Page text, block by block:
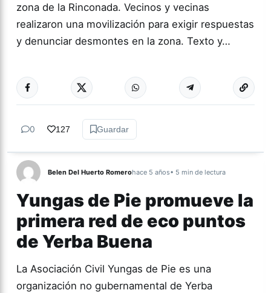
zona de la Rinconada. Vecinos y vecinas
realizaron una movilización para exigir respuestas
y denunciar desmontes en la zona. Texto y…
TUCUMÁN Más
0 127 Guardar
Belen Del Huerto Romerohace 5 años• 5 min de lectura
Yungas de Pie promueve la
primera red de eco puntos
de Yerba Buena
La Asociación Civil Yungas de Pie es una
organización no gubernamental de Yerba